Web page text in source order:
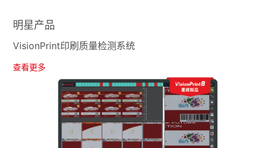
明星产品
VisionPrint印刷质量检测系统
查看更多